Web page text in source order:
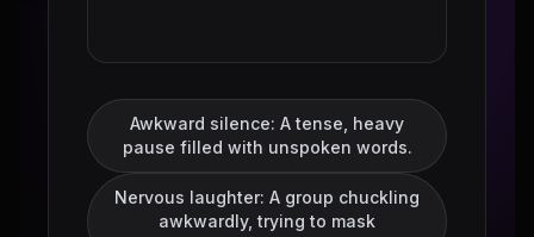
Awkward silence: A tense, heavy
pause filled with unspoken words.
Nervous laughter: A group chuckling
awkwardly, trying to mask